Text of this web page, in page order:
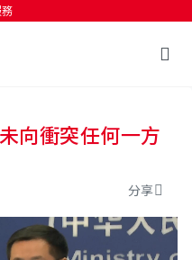
始搜尋向衝突任何一方
分享